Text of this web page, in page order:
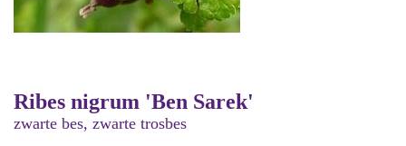
Ribes nigrum 'Ben Sarek'
zwarte bes, zwarte trosbes